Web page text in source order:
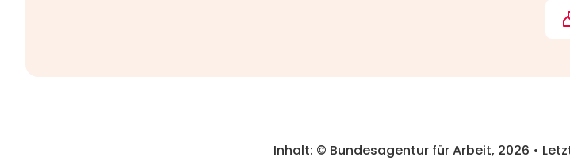
Inhalt: © Bundesagentur für Arbeit, 2026 •